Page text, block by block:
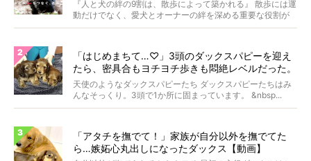
『人と犬の絆の9割は、散歩によって築かれる』 散歩には運
動だけでなく、愛犬とオーナーの絆を深める重要な役割が
あ...
「はじめまちて…♡」3頭のダックスパピーを迎え
たら、密具合もヨチヨチ歩きも悶絶レベルだった。
【天使動画】
天使のようなダックスパピーたち ダックスパピーたちはみ
んなそっくり。3頭で1か所に固まっています。 &nbsp...
「アタチを撫でて！」家族が自分以外を撫でてた
ら…嫉妬心丸出しになったダックス【動画】